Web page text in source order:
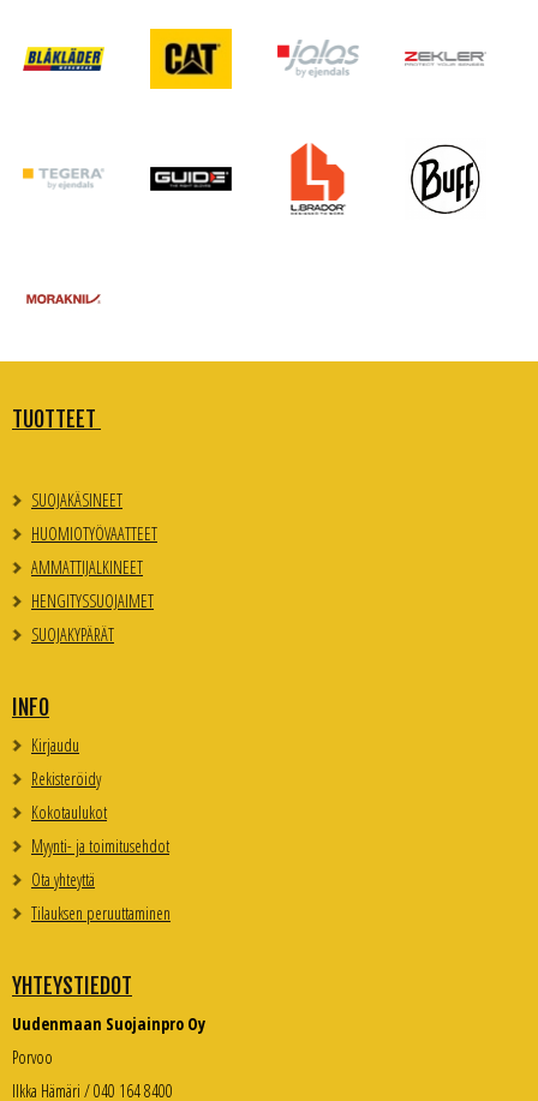
TUOTTEET
SUOJAKÄSINEET
HUOMIOTYÖVAATTEET
AMMATTIJALKINEET
HENGITYSSUOJAIMET
SUOJAKYPÄRÄT
INFO
Kirjaudu
Rekisteröidy
Kokotaulukot
Myynti- ja toimitusehdot
Ota yhteyttä
Tilauksen peruuttaminen
YHTEYSTIEDOT
Uudenmaan Suojainpro Oy
Porvoo
Ilkka Hämäri / 040 164 8400